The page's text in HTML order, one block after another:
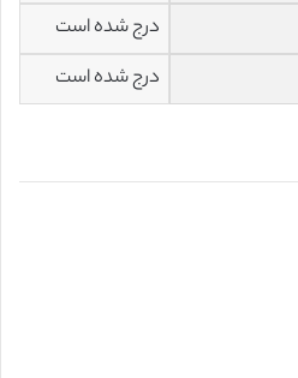
درج شده است
درج شده است